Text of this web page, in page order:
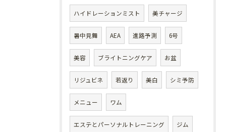
ハイドレーションミスト 美チャージ
暑中見舞 AEA 進路予測 6号
美容 ブライトニングケア お盆
リジュビネ 若返り 美白 シミ予防
メニュー ワム
エステとパーソナルトレーニング ジム